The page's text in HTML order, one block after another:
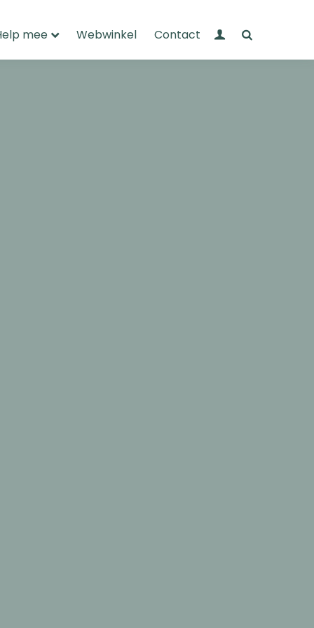
mee Webwinkel Contact Mijn Wandelnet